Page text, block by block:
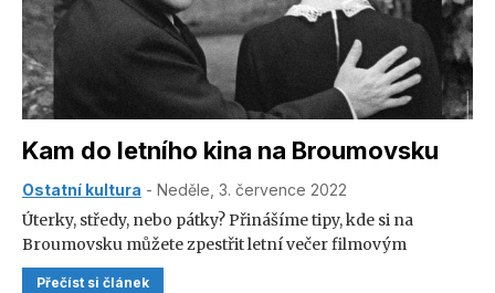
Kam do letního kina na Broumovsku
Ostatní kultura - Neděle, 3. července 2022
Úterky, středy, nebo pátky? Přinášíme tipy, kde si na
Broumovsku můžete zpestřit letní večer filmovým
zážitkem.
Přečíst si článek